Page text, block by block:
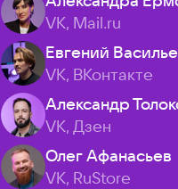
VK, Mail.ru
Евгений
VK, ВКонтакте
Александр
VK, Дзен
Олег Афанасьев
VK, RuStore